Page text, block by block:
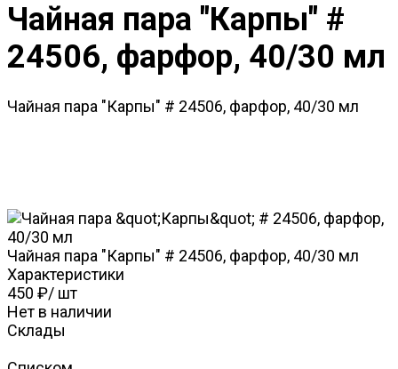
Чайная пара "Карпы" #
24506, фарфор, 40/30 мл
Чайная пара "Карпы" # 24506, фарфор, 40/30 мл
Чайная пара "Карпы" # 24506, фарфор, 40/30 мл
Характеристики
450 ₽/ шт
Нет в наличии
Склады